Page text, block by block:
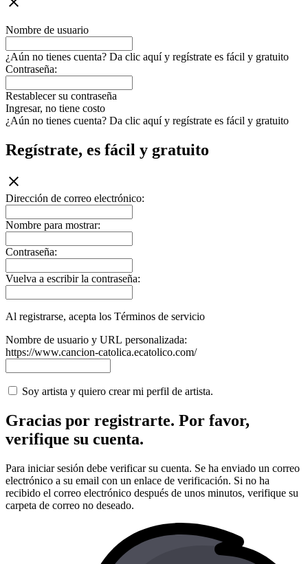
Nombre de usuario
¿Aún no tienes cuenta? Da clic aquí y regístrate es fácil y gratuito
Contraseña:
Restablecer su contraseña
Ingresar, no tiene costo
¿Aún no tienes cuenta? Da clic aquí y regístrate es fácil y gratuito
Regístrate, es fácil y gratuito
Dirección de correo electrónico:
Nombre para mostrar:
Contraseña:
Vuelva a escribir la contraseña:
Al registrarse, acepta los Términos de servicio
Nombre de usuario y URL personalizada:
https://www.cancion-catolica.ecatolico.com/
Soy artista y quiero crear mi perfil de artista.
Gracias por registrarte. Por favor,
verifique su cuenta.
Para iniciar sesión debe verificar su cuenta. Se ha enviado un correo
electrónico a su email con un enlace de verificación. Si no ha
recibido el correo electrónico después de unos minutos, verifique su
carpeta de correo no deseado.